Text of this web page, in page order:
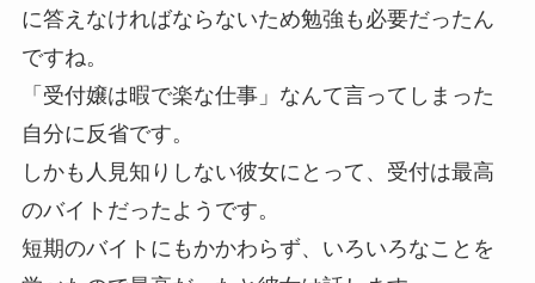
に答えなければならないため勉強も必要だったん
ですね。
「受付嬢は暇で楽な仕事」なんて言ってしまった
自分に反省です。
しかも人見知りしない彼女にとって、受付は最高
のバイトだったようです。
短期のバイトにもかかわらず、いろいろなことを